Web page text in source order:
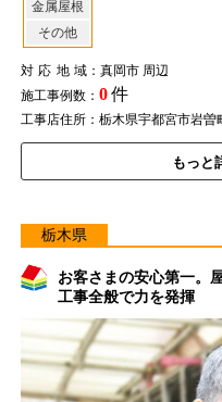
金属屋根
その他
対応地域：真岡市 周辺
施工事例数： 0件
工事店住所：栃木県宇都宮市岩曽
もっと
栃木県
お客さまの安心第一。
工事全般で力を発揮